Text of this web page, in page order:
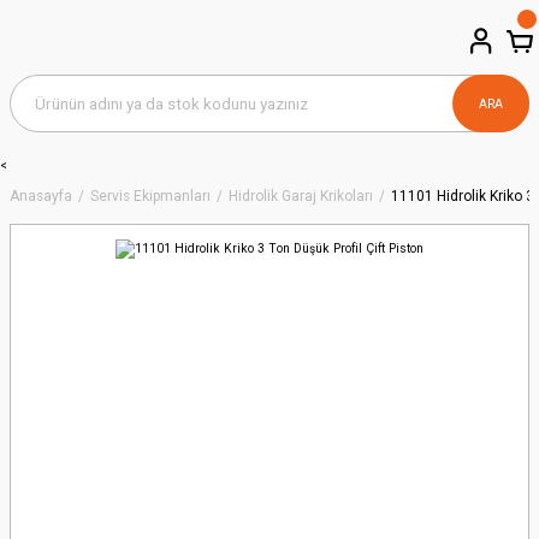
ARA
<
Anasayfa Servis Ekipmanları Hidrolik Garaj Krikoları 11101 Hidrolik Kriko 3